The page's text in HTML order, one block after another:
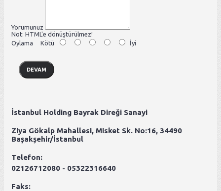
Yorumunuz
Not: HTML'e dönüştürülmez!
Oylama Kötü İyi
DEVAM
İstanbul Holding Bayrak Direği Sanayi
Ziya Gökalp Mahallesi, Misket Sk. No:16, 34490
Başakşehir/İstanbul
Telefon:
02126712080 - 05322316640
Faks: